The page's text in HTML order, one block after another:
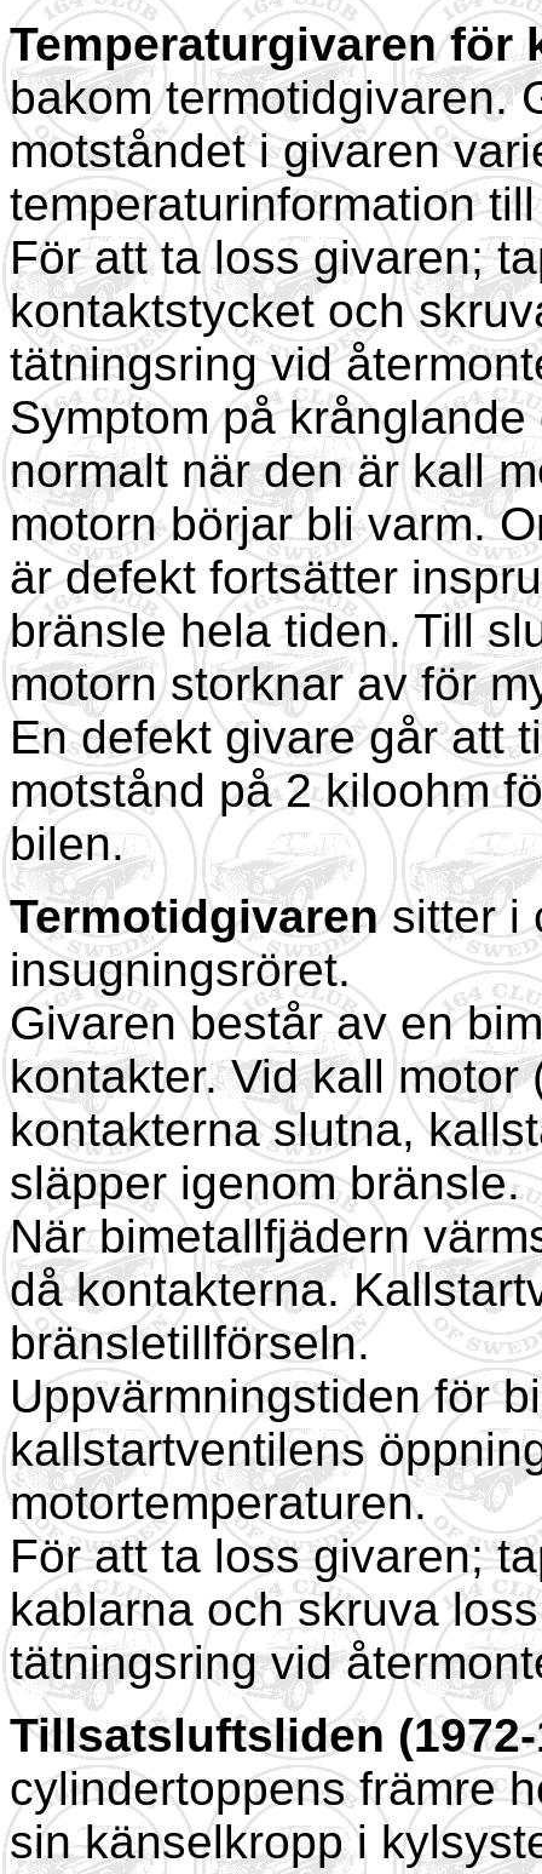
Temperaturgivaren för
bakom termotidgivaren.
motståndet i givaren
temperaturinformation
För att ta loss givaren;
kontaktstycket och
tätningsring vid
Symptom på
normalt när den är kall
motorn börjar bli varm.
är defekt fortsätter
bränsle hela tiden. Till
motorn storknar av för
En defekt givare går att
motstånd på 2 kiloohm
bilen.
Termotidgivarensitter i
insugningsröret.
Givaren består av en
kontakter. Vid kall motor
kontakterna slutna,
släpper igenom bränsle.
När bimetallfjädern
då kontakterna.
bränsletillförseln.
Uppvärmningstiden för
kallstartventilens
motortemperaturen.
För att ta loss givaren;
kablarna och skruva
tätningsring vid
Tillsatsluftsliden (1972-
cylindertoppens främre
sin känselkropp i